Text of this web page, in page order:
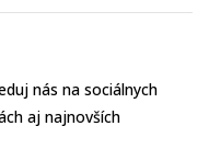
nás na sociálnych
aj najnovších